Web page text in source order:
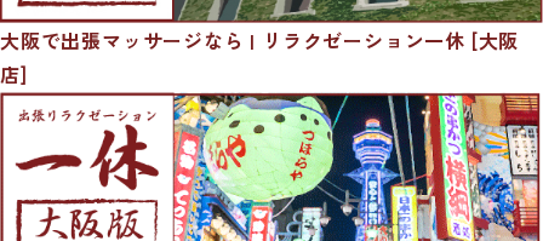
大阪で出張マッサージなら | リラクゼーション一休 [大阪
店]